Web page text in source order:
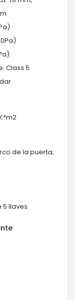
Class 5
de la puerta;
llaves.